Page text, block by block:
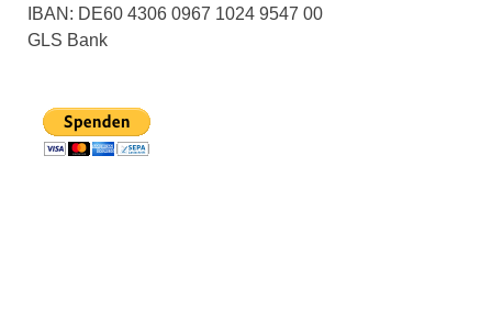
IBAN: DE60 4306 0967 1024 9547 00
GLS Bank